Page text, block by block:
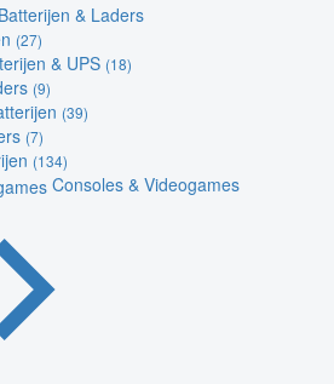
& Laders
(27)
& UPS (18)
(9)
(39)
(7)
(134)
Consoles & Videogames